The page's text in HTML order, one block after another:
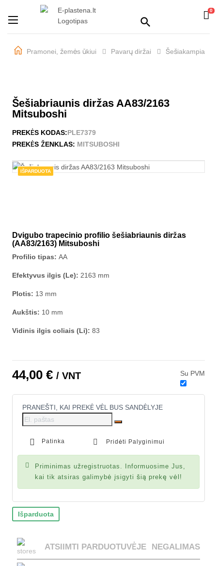

0
Perjungti
☰
Pramonei, žemės ūkiui Pavarų diržai Šešiakampiai
Šešiabriaunis diržas AA83/2163
Mitsuboshi
PREKĖS KODAS:PLE7379
PREKĖS ŽENKLAS: MITSUBOSHI
IŠPARDUOTA
Dvigubo trapecinio profilio šešiabriaunis diržas
(AA83/2163) Mitsuboshi
Profilio tipas: AA
Efektyvus ilgis (Le): 2163 mm
Plotis: 13 mm
Aukštis: 10 mm
Vidinis ilgis coliais (Li): 83
44,00 € / VNT Su PVM
PRANEŠTI, KAI PREKĖ VĖL BUS SANDĖLYJE
Patinka Pridėti Palyginimui
Priminimas užregistruotas. Informuosime Jus,
kai tik atsiras galimybė įsigyti šią prekę vėl!
Išparduota
ATSIIMTI PARDUOTUVĖJE NEGALIMAS